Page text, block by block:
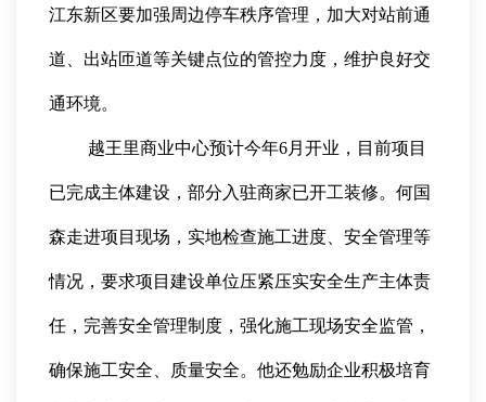
江东新区要加强周边停车秩序管理，加大对站前通
道、出站匝道等关键点位的管控力度，维护良好交
通环境。
越王里商业中心预计今年6月开业，目前项目
已完成主体建设，部分入驻商家已开工装修。何国
森走进项目现场，实地检查施工进度、安全管理等
情况，要求项目建设单位压紧压实安全生产主体责
任，完善安全管理制度，强化施工现场安全监管，
确保施工安全、质量安全。他还勉励企业积极培育